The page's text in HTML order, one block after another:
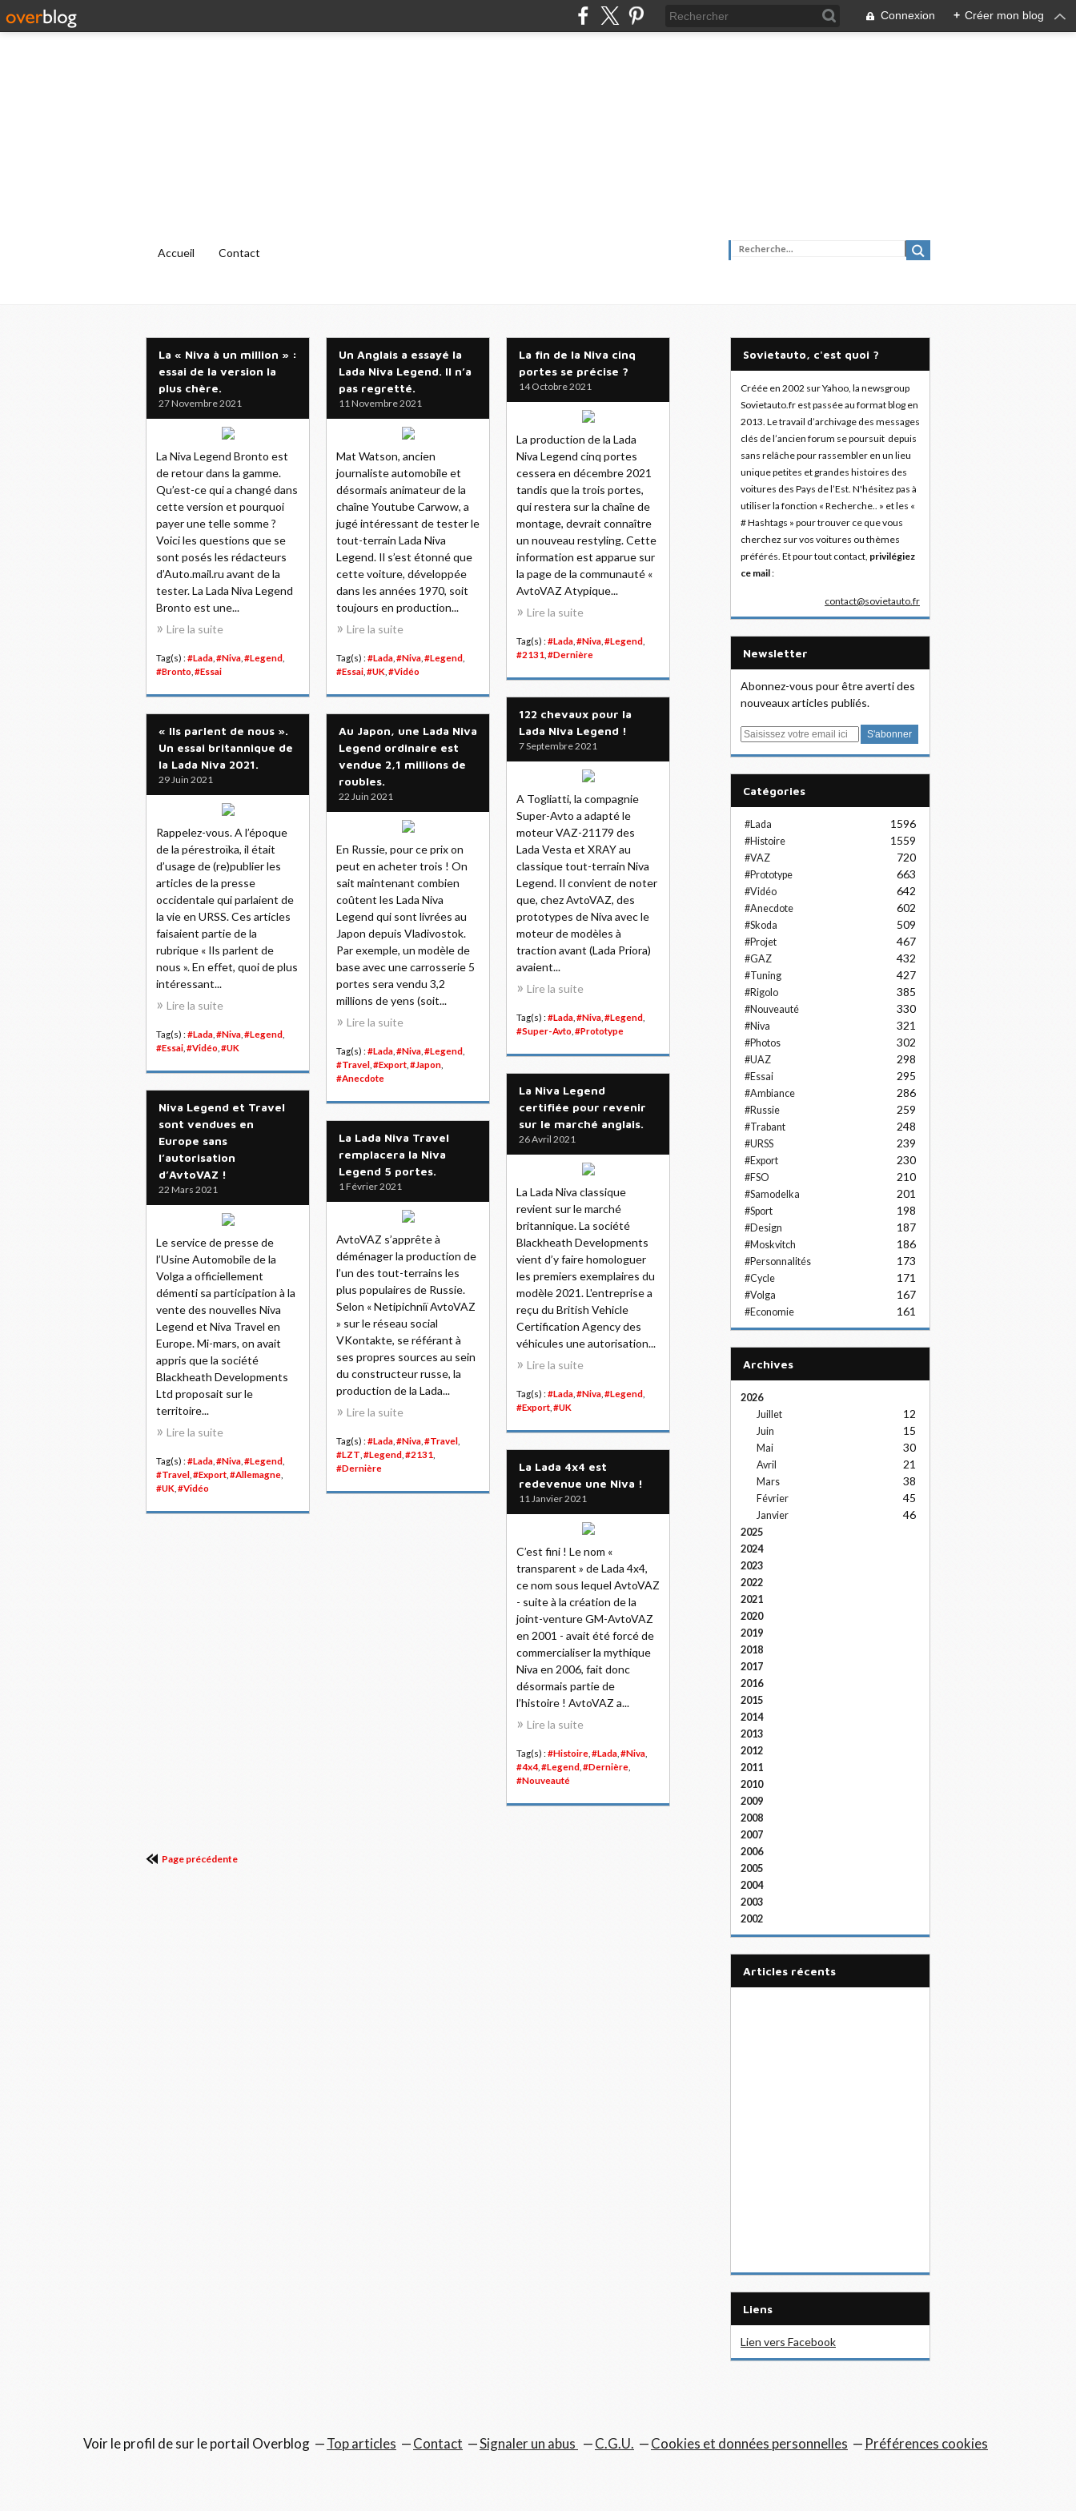
Connexion + Créer mon blog
Accueil Contact
La « Niva à un million » :
essai de la version la
plus chère.
27 Novembre 2021
La Niva Legend Bronto est
de retour dans la gamme.
Qu’est-ce qui a changé dans
cette version et pourquoi
payer une telle somme ?
Voici les questions que se
sont posés les rédacteurs
d’Auto.mail.ru avant de la
tester. La Lada Niva Legend
Bronto est une...
Lire la suite
Tag(s) : #Lada #Niva #Legend
#Bronto #Essai
Un Anglais a essayé la
Lada Niva Legend. Il n’a
pas regretté.
11 Novembre 2021
Mat Watson, ancien
journaliste automobile et
désormais animateur de la
chaîne Youtube Carwow, a
jugé intéressant de tester le
tout-terrain Lada Niva
Legend. Il s’est étonné que
cette voiture, développée
dans les années 1970, soit
toujours en production...
Lire la suite
Tag(s) : #Lada #Niva #Legend
#Essai #UK #Vidéo
La fin de la Niva cinq
portes se précise ?
14 Octobre 2021
La production de la Lada
Niva Legend cinq portes
cessera en décembre 2021
tandis que la trois portes,
qui restera sur la chaîne de
montage, devrait connaître
un nouveau restyling. Cette
information est apparue sur
la page de la communauté «
AvtoVAZ Atypique...
Lire la suite
Tag(s) : #Lada #Niva #Legend
#2131 #Dernière
122 chevaux pour la
Lada Niva Legend !
7 Septembre 2021
A Togliatti, la compagnie
Super-Avto a adapté le
moteur VAZ-21179 des
Lada Vesta et XRAY au
classique tout-terrain Niva
Legend. Il convient de noter
que, chez AvtoVAZ, des
prototypes de Niva avec le
moteur de modèles à
traction avant (Lada Priora)
avaient...
Lire la suite
Tag(s) : #Lada #Niva #Legend
#Super-Avto #Prototype
« Ils parlent de nous ».
Un essai britannique de
la Lada Niva 2021.
29 Juin 2021
Rappelez-vous. A l’époque
de la pérestroïka, il était
d’usage de (re)publier les
articles de la presse
occidentale qui parlaient de
la vie en URSS. Ces articles
faisaient partie de la
rubrique « Ils parlent de
nous ». En effet, quoi de plus
intéressant...
Lire la suite
Tag(s) : #Lada #Niva #Legend
#Essai #Vidéo #UK
Au Japon, une Lada Niva
Legend ordinaire est
vendue 2,1 millions de
roubles.
22 Juin 2021
En Russie, pour ce prix on
peut en acheter trois ! On
sait maintenant combien
coûtent les Lada Niva
Legend qui sont livrées au
Japon depuis Vladivostok.
Par exemple, un modèle de
base avec une carrosserie 5
portes sera vendu 3,2
millions de yens (soit...
Lire la suite
Tag(s) : #Lada #Niva #Legend
#Travel #Export #Japon
#Anecdote
La Niva Legend
certifiée pour revenir
sur le marché anglais.
26 Avril 2021
La Lada Niva classique
revient sur le marché
britannique. La société
Blackheath Developments
vient d’y faire homologuer
les premiers exemplaires du
modèle 2021. L'entreprise a
reçu du British Vehicle
Certification Agency des
véhicules une autorisation...
Lire la suite
Tag(s) : #Lada #Niva #Legend
#Export #UK
Niva Legend et Travel
sont vendues en
Europe sans
l’autorisation
d’AvtoVAZ !
22 Mars 2021
Le service de presse de
l’Usine Automobile de la
Volga a officiellement
démenti sa participation à la
vente des nouvelles Niva
Legend et Niva Travel en
Europe. Mi-mars, on avait
appris que la société
Blackheath Developments
Ltd proposait sur le
territoire...
Lire la suite
Tag(s) : #Lada #Niva #Legend
#Travel #Export #Allemagne
#UK #Vidéo
La Lada Niva Travel
remplacera la Niva
Legend 5 portes.
1 Février 2021
AvtoVAZ s’apprête à
déménager la production de
l’un des tout-terrains les
plus populaires de Russie.
Selon « Netipichniï AvtoVAZ
» sur le réseau social
VKontakte, se référant à
ses propres sources au sein
du constructeur russe, la
production de la Lada...
Lire la suite
Tag(s) : #Lada #Niva #Travel
#LZT #Legend #2131
#Dernière
La Lada 4x4 est
redevenue une Niva !
11 Janvier 2021
C’est fini ! Le nom «
transparent » de Lada 4x4,
ce nom sous lequel AvtoVAZ
- suite à la création de la
joint-venture GM-AvtoVAZ
en 2001 - avait été forcé de
commercialiser la mythique
Niva en 2006, fait donc
désormais partie de
l’histoire ! AvtoVAZ a...
Lire la suite
Tag(s) : #Histoire #Lada #Niva
#4x4, #Legend #Dernière
#Nouveauté
Page précédente
Sovietauto, c'est quoi ?
Créée en 2002 sur Yahoo, la newsgroup
Sovietauto.fr est passée au format blog en
2013. Le travail d’archivage des messages
clés de l’ancien forum se poursuit depuis
sans relâche pour rassembler en un lieu
unique petites et grandes histoires des
voitures des Pays de l’Est. N'hésitez pas à
utiliser la fonction « Recherche.. » et les «
# Hashtags » pour trouver ce que vous
cherchez sur vos voitures ou thèmes
préférés. Et pour tout contact, privilégiez
ce mail:
contact@sovietauto.fr
Newsletter
Abonnez-vous pour être averti des
nouveaux articles publiés.
E
Catégories
#Lada 1596
#Histoire 1559
#VAZ 720
#Prototype 663
#Vidéo 642
#Anecdote 602
#Skoda 509
#Projet 467
#GAZ 432
#Tuning 427
#Rigolo 385
#Nouveauté 330
#Niva 321
#Photos 302
#UAZ 298
#Essai 295
#Ambiance 286
#Russie 259
#Trabant 248
#URSS 239
#Export 230
#FSO 210
#Samodelka 201
#Sport 198
#Design 187
#Moskvitch 186
#Personnalités 173
#Cycle 171
#Volga 167
#Economie 161
Archives
2026
Juillet
12
Juin 15
Mai 30
Avril 21
Mars 38
Février 45
Janvier 46
2025
2024
2023
2022
2021
2020
2019
2018
2017
2016
2015
2014
2013
2012
2011
2010
2009
2008
2007
2006
2005
2004
2003
2002
articles récents
Liens
Lien vers Facebook
Voir le profil desur le portail Overblog Top articles Contact Signaler un abus C.G.U. Cookies et données personnelles Préférences cookies